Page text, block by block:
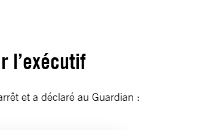
l’exécutif
et a déclaré au Guardian :